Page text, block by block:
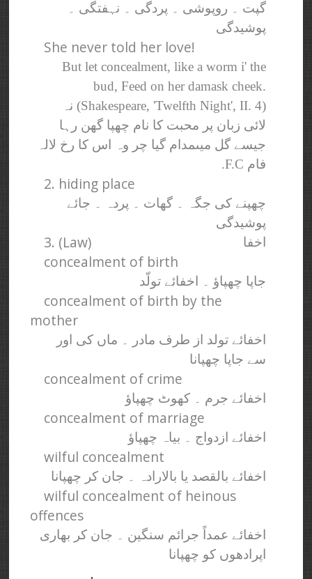
گپت ۔ روپوشی ۔ پردگی ۔ نہفتگی ۔
پوشیدگی
She never told her love!
But let concealment, like a worm i' the
bud, Feed on her damask cheek.
(Shakespeare, 'Twelfth Night', II. 4) نہ
لائی زبان پر محبت کا نام چھپا گھن رہا
جیسے گل میںمدام گیا چر وہ اس کا رخ لالہ
فام F.C.
2. hiding place
چھپنے کی جگہ ۔ گھات ۔ پردہ ۔ جائے
پوشیدگی
3. (Law) اخفا
concealment of birth
جاپا چھپاؤ ۔ اخفائے تولّد
concealment of birth by the
mother
اخفائے تولد از طرف مادر ۔ ماں کی اور
سے جاپا چھپانا
concealment of crime
اخفائے جرم ۔ کھوٹ چھپاؤ
concealment of marriage
اخفائے ازدواج ۔ بیاہ چھپاؤ
wilful concealment
اخفائے بالقصد یا بالارادہ ۔ جان کر چھپانا
wilful concealment of heinous
offences
اخفائے عمداً جرائم سنگین ۔ جان کر بھاری
اپرادھوں کو چھپانا